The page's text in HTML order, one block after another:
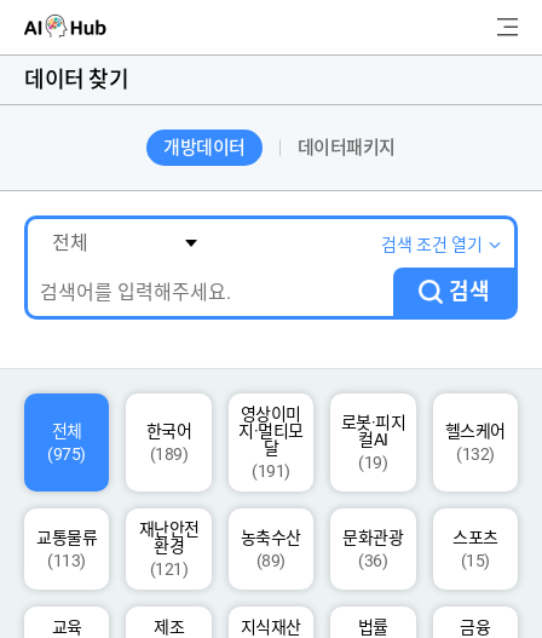
AI-Hub
AI 데이터찾기
AI 허브소개
AI 개발지원
고객지원
색
데이터 찾기
개방데이터 데이터패키지
검색 조건 열기
검색
전체
(975)
한국어
(189)
영상이미
지·멀티모
달
(191)
로봇·피지
컬AI
(19)
헬스케어
(132)
교통물류
(113)
재난안전
환경
(121)
농축수산
(89)
문화관광
(36)
스포츠
(15)
교육
제조
지식재산
법률
금융